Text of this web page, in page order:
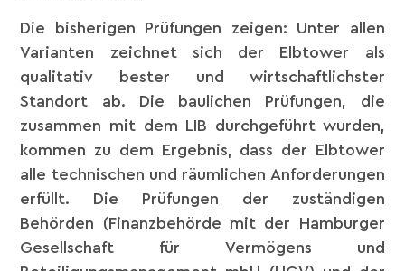
Die bisherigen Prüfungen zeigen: Unter allen
Varianten zeichnet sich der Elbtower als
qualitativ bester und wirtschaftlichster
Standort ab. Die baulichen Prüfungen, die
zusammen mit dem LIB durchgeführt wurden,
kommen zu dem Ergebnis, dass der Elbtower
alle technischen und räumlichen Anforderungen
erfüllt. Die Prüfungen der zuständigen
Behörden (Finanzbehörde mit der Hamburger
Gesellschaft für Vermögens und